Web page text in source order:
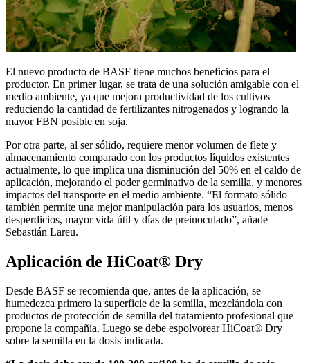
El nuevo producto de BASF tiene muchos beneficios para el
productor. En primer lugar, se trata de una solución amigable con el
medio ambiente, ya que mejora productividad de los cultivos
reduciendo la cantidad de fertilizantes nitrogenados y logrando la
mayor FBN posible en soja.
Por otra parte, al ser sólido, requiere menor volumen de flete y
almacenamiento comparado con los productos líquidos existentes
actualmente, lo que implica una disminución del 50% en el caldo de
aplicación, mejorando el poder germinativo de la semilla, y menores
impactos del transporte en el medio ambiente. “El formato sólido
también permite una mejor manipulación para los usuarios, menos
desperdicios, mayor vida útil y días de preinoculado”, añade
Sebastián Lareu.
Aplicación de HiCoat® Dry
Desde BASF se recomienda que, antes de la aplicación, se
humedezca primero la superficie de la semilla, mezclándola con
productos de protección de semilla del tratamiento profesional que
propone la compañía. Luego se debe espolvorear HiCoat® Dry
sobre la semilla en la dosis indicada.